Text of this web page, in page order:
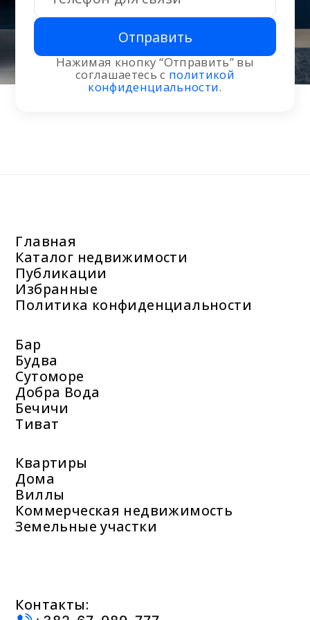
Отправить
Нажимая кнопку “Отправить” вы
соглашаетесь с политикой
конфиденциальности.
Главная
Каталог недвижимости
Публикации
Избранные
Политика конфиденциальности
Бар
Будва
Сутоморе
Добра Вода
Бечичи
Тиват
Квартиры
Дома
Виллы
Коммерческая недвижимость
Земельные участки
Контакты: